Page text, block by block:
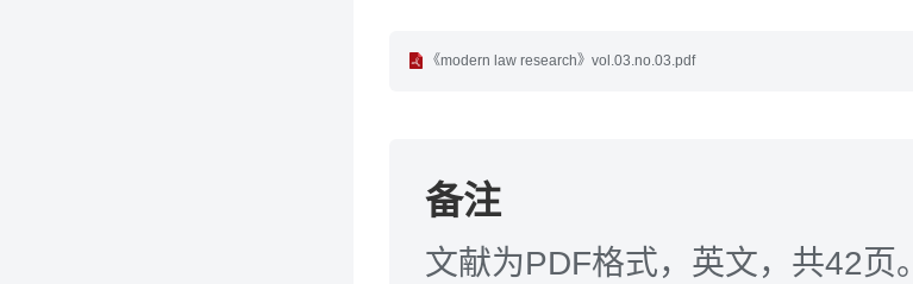
《modern law research》vol.03.no.03.pdf
备注
文献为PDF格式，英文，共42页。